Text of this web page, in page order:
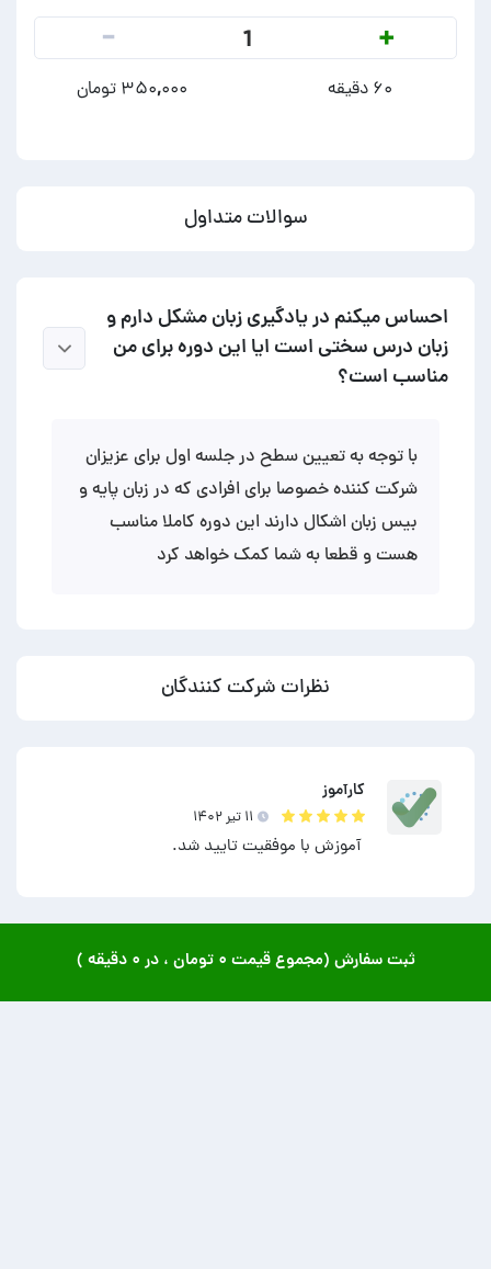
+
1
-
۶۰ دقیقه ۳۵۰,۰۰۰ تومان
سوالات متداول
احساس میکنم در یادگیری زبان مشکل دارم و
زبان درس سختی است ایا این دوره برای من
مناسب است؟
با توجه به تعیین سطح در جلسه اول برای عزیزان
شرکت کننده خصوصا برای افرادی که در زبان پایه و
بیس زبان اشکال دارند این دوره کاملا مناسب
هست و قطعا به شما کمک خواهد کرد
نظرات شرکت کنندگان
کارآموز
۱۱ تير ۱۴۰۲
آموزش با موفقیت تایید شد.
ثبت سفارش (مجموع قیمت ۰ تومان ، در ۰ دقیقه )